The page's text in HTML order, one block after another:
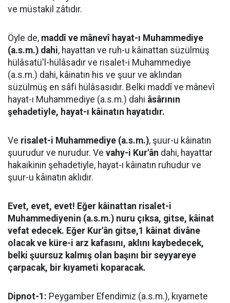
ve müstakil zâtıdır.
Öyle de, maddî ve mânevî hayat-ı Muhammediye
(a.s.m.) dahi, hayattan ve ruh-u kâinattan süzülmüş
hülâsatü'l-hülâsadır ve risalet-i Muhammediye
(a.s.m.) dahi, kâinatın his ve şuur ve aklından
süzülmüş en sâfi hülâsasıdır. Belki maddî ve mânevî
hayat-ı Muhammediye (a.s.m.) dahi âsârının
şehadetiyle, hayat-ı kâinatın hayatıdır.
Ve risalet-i Muhammediye (a.s.m.), şuur-u kâinatın
şuurudur ve nurudur. Ve vahy-i Kur'ân dahi, hayattar
hakaikinin şehadetiyle, hayat-ı kâinatın ruhudur ve
şuur-u kâinatın aklıdır.
Evet, evet, evet! Eğer kâinattan risalet-i
Muhammediyenin (a.s.m.) nuru çıksa, gitse, kâinat
vefat edecek. Eğer Kur'ân gitse,1 kâinat divâne
olacak ve küre-i arz kafasını, aklını kaybedecek,
belki şuursuz kalmış olan başını bir seyyareye
çarpacak, bir kıyameti koparacak.
Dipnot-1: Peygamber Efendimiz (a.s.m.), kıyamete